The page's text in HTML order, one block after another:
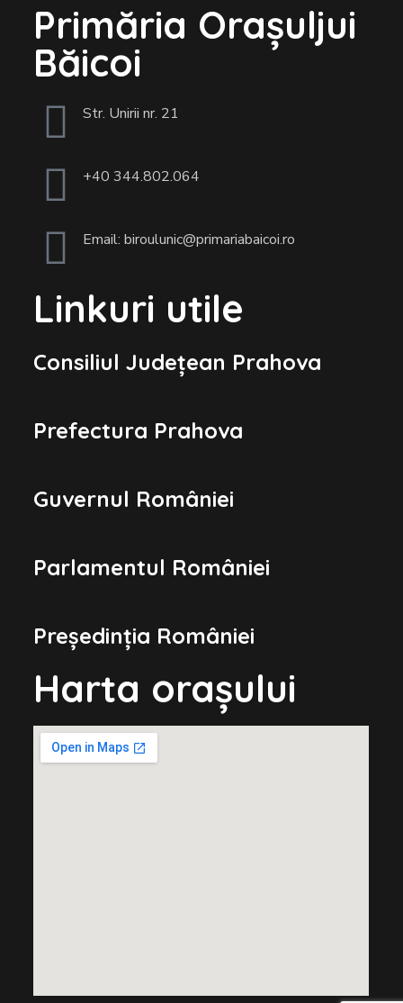
Primăria Orașuljui
Băicoi
Str. Unirii nr. 21
+40 344.802.064
Email: biroulunic@primariabaicoi.ro
Linkuri utile
Consiliul Județean Prahova
Prefectura Prahova
Guvernul României
Parlamentul României
Președinția României
Harta orașului